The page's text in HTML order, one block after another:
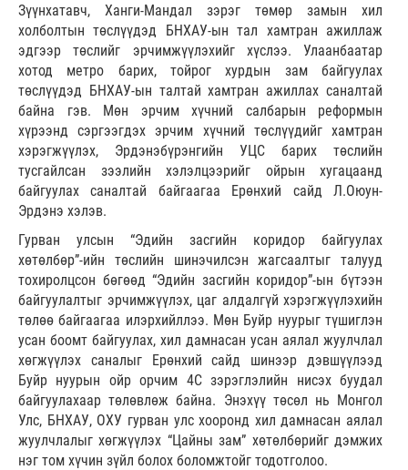
Зүүнхатавч, Ханги-Мандал зэрэг төмөр замын хил
холболтын төслүүдэд БНХАУ-ын тал хамтран ажиллаж
эдгээр төслийг эрчимжүүлэхийг хүслээ. Улаанбаатар
хотод метро барих, тойрог хурдын зам байгуулах
төслүүдэд БНХАУ-ын талтай хамтран ажиллах саналтай
байна гэв. Мөн эрчим хүчний салбарын реформын
хүрээнд сэргээгдэх эрчим хүчний төслүүдийг хамтран
хэрэгжүүлэх, Эрдэнэбүрэнгийн УЦС барих төслийн
тусгайлсан зээлийн хэлэлцээрийг ойрын хугацаанд
байгуулах саналтай байгаагаа Ерөнхий сайд Л.Оюун-
Эрдэнэ хэлэв.
Гурван улсын “Эдийн засгийн коридор байгуулах
хөтөлбөр”-ийн төслийн шинэчилсэн жагсаалтыг талууд
тохиролцсон бөгөөд “Эдийн засгийн коридор”-ын бүтээн
байгуулалтыг эрчимжүүлэх, цаг алдалгүй хэрэгжүүлэхийн
төлөө байгаагаа илэрхийллээ. Мөн Буйр нуурыг түшиглэн
усан боомт байгуулах, хил дамнасан усан аялал жуулчлал
хөгжүүлэх саналыг Ерөнхий сайд шинээр дэвшүүлээд
Буйр нуурын ойр орчим 4C зэрэглэлийн нисэх буудал
байгуулахаар төлөвлөж байна. Энэхүү төсөл нь Монгол
Улс, БНХАУ, ОХУ гурван улс хооронд хил дамнасан аялал
жуулчлалыг хөгжүүлэх “Цайны зам” хөтөлбөрийг дэмжих
нэг том хүчин зүйл болох боломжтойг тодотголоо.